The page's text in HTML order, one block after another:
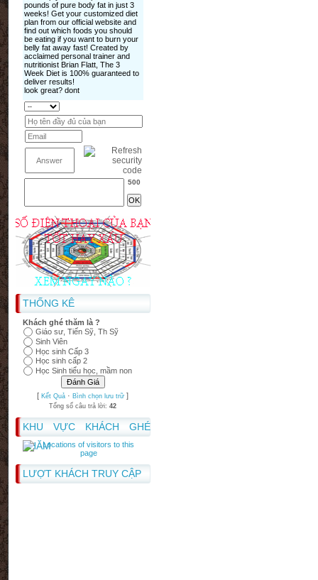
500
THỐNG KÊ
Khách ghé thăm là ?
Giáo sư, Tiến Sỹ, Th Sỹ
Sinh Viên
Học sinh Cấp 3
Học sinh cấp 2
Học Sinh tiểu học, mầm non
[Kết Quả ·Bình chọn lưu trữ ]
Tổng số câu trả lời:42
KHU VỰC KHÁCH GHÉ
THĂM
LƯỢT KHÁCH TRUY CẬP